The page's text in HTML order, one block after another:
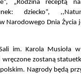
„Rodzina receptą
dziecko”,
Narodowego Dnia Życia
im. Karola Musioła w
zostaną
Nagrody będą